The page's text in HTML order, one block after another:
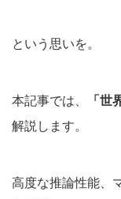
という思いを。
本記事では、 「
解説します。
高度な推論性能、